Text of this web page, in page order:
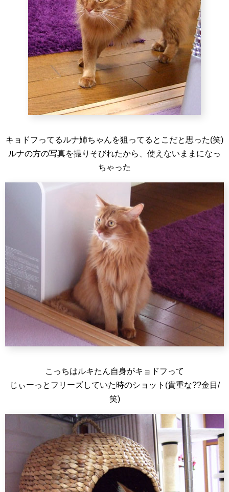
キョドフってるルナ姉ちゃんを狙ってるとこだと思った(笑)
ルナの方の写真を撮りそびれたから、使えないままになっ
ちゃった
こっちはルキたん自身がキョドフって
じぃーっとフリーズしていた時のショット(貴重な??金目/
笑)